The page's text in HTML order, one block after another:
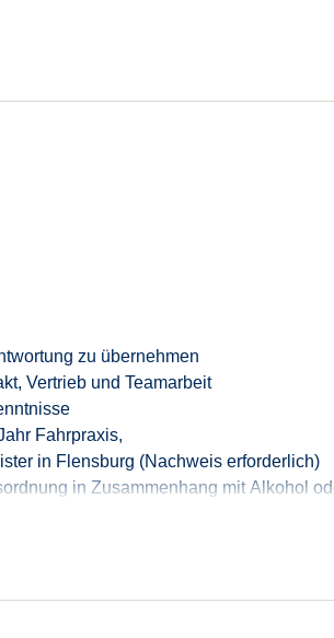
entwickelst neue
von Umsatz bis Kostenkontrolle
zu übernehmen
Vertrieb und Teamarbeit
Fahrpraxis,
in Flensburg (Nachweis erforderlich)
in Zusammenhang mit Alkohol
Hospitality oder Sales sind